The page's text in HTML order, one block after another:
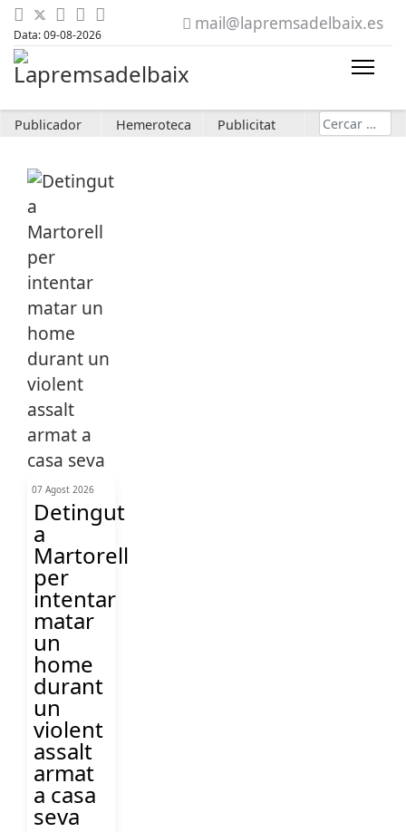
Data: 09-08-2026
mail@lapremsadelbaix.es
Publicador Hemeroteca Publicitat Cerca
07 Agost 2026
Detingut
a
Martorell
per
intentar
matar
un
home
durant
un
violent
assalt
armat
a casa
seva